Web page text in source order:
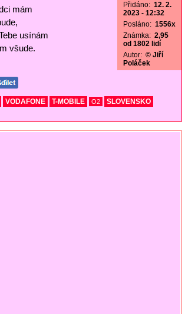
mám
usínám
všude.
Přidáno: 12. 2.
2023 - 12:32
Posláno: 1556x
Známka: 2,95
od 1802 lidí
Autor: © Jiří
Poláček
VODAFONE T-MOBILE O2
SLOVENSKO